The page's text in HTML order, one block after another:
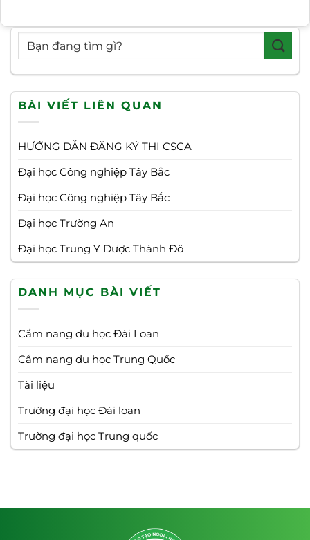
BÀI VIẾT LIÊN QUAN
HƯỚNG DẪN ĐĂNG KÝ THI CSCA
Đại học Công nghiệp Tây Bắc
Đại học Công nghiệp Tây Bắc
Đại học Trường An
Đại học Trung Y Dược Thành Đô
DANH MỤC BÀI VIẾT
Cẩm nang du học Đài Loan
Cẩm nang du học Trung Quốc
Tài liệu
Trường đại học Đài loan
Trường đại học Trung quốc